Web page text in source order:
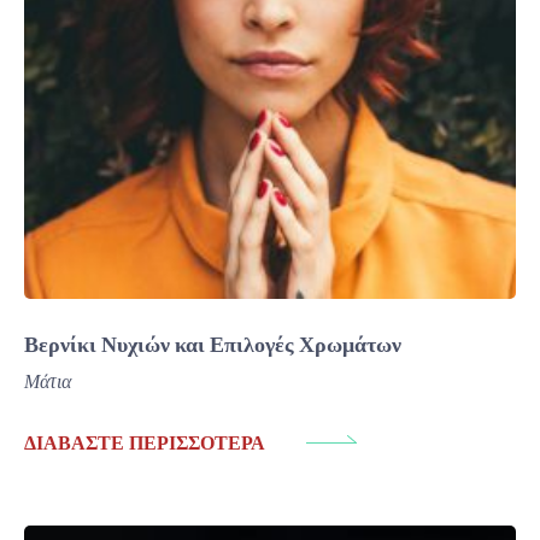
Βερνίκι Νυχιών και Επιλογές Χρωμάτων
Μάτια
ΔΙΑΒΆΣΤΕ ΠΕΡΙΣΣΌΤΕΡΑ